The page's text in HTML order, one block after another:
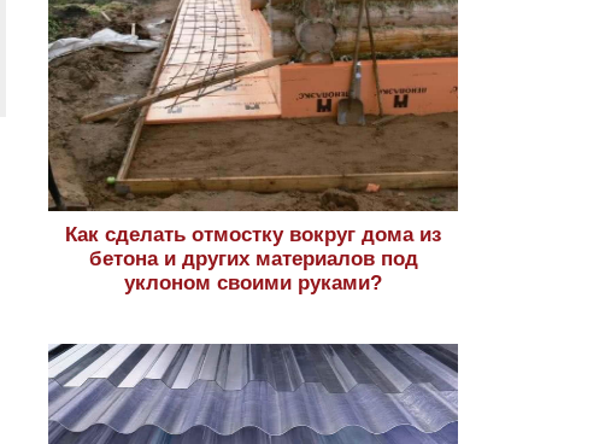
Как сделать отмостку вокруг дома из
бетона и других материалов под
уклоном своими руками?